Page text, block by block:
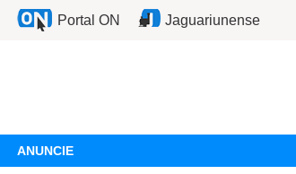
Portal ON Jaguariunense
ANUNCIE